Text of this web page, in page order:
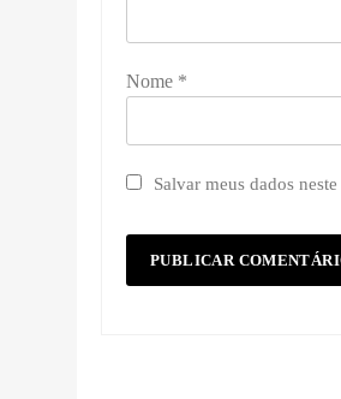
Nome *
Salvar meus dados